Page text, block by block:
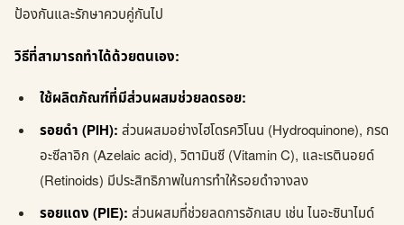
ป้องกันและรักษาควบคู่กันไป
วิธีที่สามารถทำได้ด้วยตนเอง:
ใช้ผลิตภัณฑ์ที่มีส่วนผสมช่วยลดรอย:
รอยดำ (PIH): ส่วนผสมอย่างไฮโดรควิโนน (Hydroquinone), กรด
อะซีลาอิก (Azelaic acid), วิตามินซี (Vitamin C), และเรตินอยด์
(Retinoids) มีประสิทธิภาพในการทำให้รอยดำจางลง
รอยแดง (PIE): ส่วนผสมที่ช่วยลดการอักเสบ เช่น ไนอะซินาไมด์